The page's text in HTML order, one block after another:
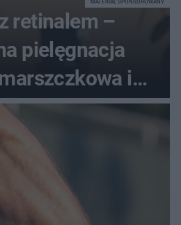
retinalem –
pielęgnacja
i
MATERIAŁ SPONSOROWANY